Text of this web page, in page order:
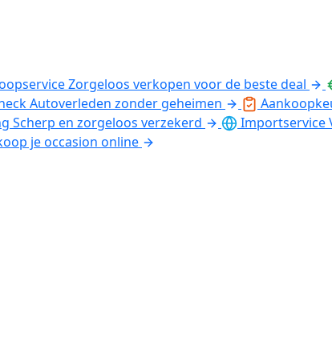
Zorgeloos verkopen voor de beste deal
Autoverleden zonder geheimen
Scherp en zorgeloos verzekerd Importservice
je occasion online